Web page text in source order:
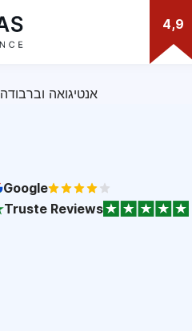
4,9
אנטיגואה וברבודה
Google
Truste Reviews